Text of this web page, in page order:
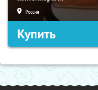
Россия
Купить